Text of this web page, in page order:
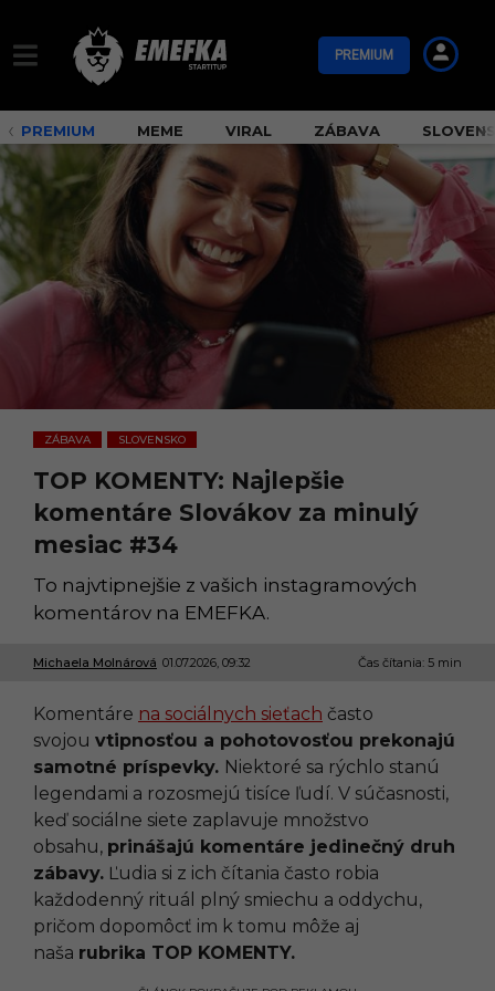
PREMIUM
PREMIUM MEME VIRAL ZÁBAVA
ZÁBAVA
,
SLOVENSKO
TOP KOMENTY: Najlepšie
komentáre Slovákov za minulý
mesiac #34
To najvtipnejšie z vašich instagramových
komentárov na EMEFKA.
Michaela Molnárová 01.07.2026, 09:32
2
0
7
.
2
0
2
6
,
1
0
:
4
2
Čas čítania: 5 min
Komentáre na sociálnych sieťach často
svojou vtipnosťou a pohotovosťou prekonajú
samotné príspevky. Niektoré sa rýchlo stanú
legendami a rozosmejú tisíce ľudí. V súčasnosti,
keď sociálne siete zaplavuje množstvo
obsahu, prinášajú komentáre jedinečný druh
zábavy. Ľudia si z ich čítania často robia
každodenný rituál plný smiechu a oddychu,
pričom dopomôcť im k tomu môže aj
naša rubrika TOP KOMENTY.